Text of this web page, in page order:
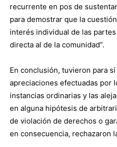
recurrente en pos de
para demostrar que la
interés individual de las
directa al de la comunidad”.
En conclusión, tuvieron para
apreciaciones efectuadas por
instancias ordinarias y las
en alguna hipótesis de
de violación de derechos o
en consecuencia, rechazaron